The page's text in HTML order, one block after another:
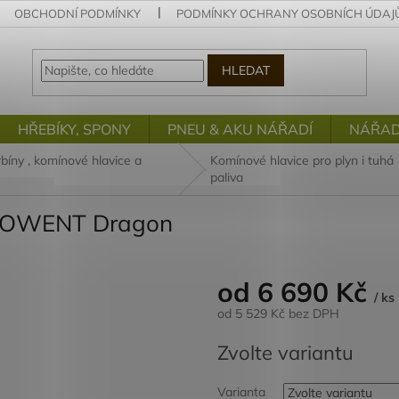
OBCHODNÍ PODMÍNKY PODMÍNKY OCHRANY OSOBNÍCH
HLEDAT
HŘEBÍKY, SPONY PNEU & AKU NÁŘADÍ
, komínové hlavice a
Komínové hlavice pro plyn i tuhá
paliva
Dragon
od 6 690 Kč / ks
od 5 529 Kč bez DPH
cena:
Zvolte variantu
Varianta